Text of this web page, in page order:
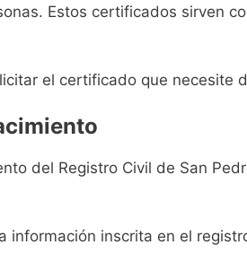
Estos certificados sirven
el certificado que necesite
del Registro Civil de San
información inscrita en el